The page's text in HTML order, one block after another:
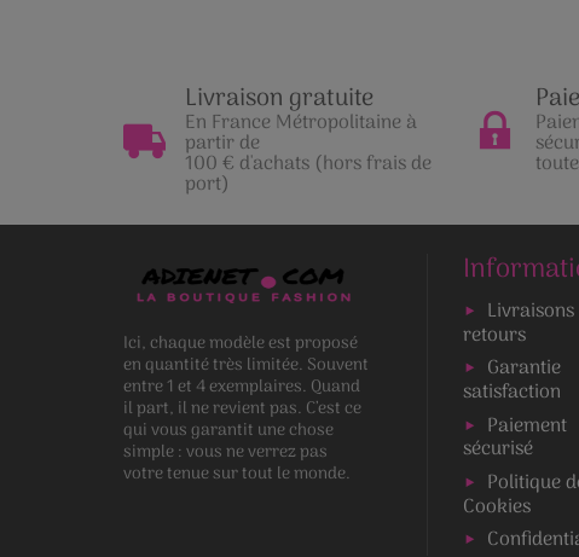
Livraison gratuite
En France Métropolitaine à
partir de
100 € d'achats (hors frais de
port)
Ici, chaque modèle est proposé
en quantité très limitée. Souvent
entre 1 et 4 exemplaires. Quand
il part, il ne revient pas. C’est ce
qui vous garantit une chose
simple : vous ne verrez pas
votre tenue sur tout le monde.
retours
Garantie
satisfaction
Paiement
sécurisé
Politique
Cookies